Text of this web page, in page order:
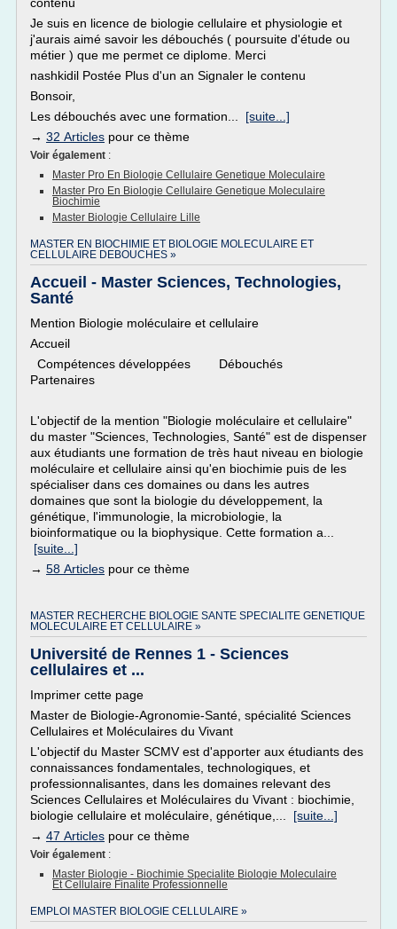
Je suis en licence de biologie cellulaire et physiologie et
j'aurais aimé savoir les débouchés ( poursuite d'étude ou
métier ) que me permet ce diplome. Merci
nashkidil Postée Plus d'un an Signaler le contenu
Bonsoir,
Les débouchés avec une formation... [suite...]
→ 32 Articles pour ce thème
Voir également :
Master Pro En Biologie Cellulaire Genetique Moleculaire
Master Pro En Biologie Cellulaire Genetique Moleculaire
Biochimie
Master Biologie Cellulaire Lille
MASTER EN BIOCHIMIE ET BIOLOGIE MOLECULAIRE ET
CELLULAIRE DEBOUCHES »
Accueil - Master Sciences, Technologies,
Santé
Mention Biologie moléculaire et cellulaire
Accueil
Compétences développées Débouchés
Partenaires
L'objectif de la mention "Biologie moléculaire et cellulaire"
du master "Sciences, Technologies, Santé" est de dispenser
aux étudiants une formation de très haut niveau en biologie
moléculaire et cellulaire ainsi qu'en biochimie puis de les
spécialiser dans ces domaines ou dans les autres
domaines que sont la biologie du développement, la
génétique, l'immunologie, la microbiologie, la
bioinformatique ou la biophysique. Cette formation a...
[suite...]
→ 58 Articles pour ce thème
MASTER RECHERCHE BIOLOGIE SANTE SPECIALITE GENETIQUE
MOLECULAIRE ET CELLULAIRE »
Université de Rennes 1 - Sciences
cellulaires et ...
Imprimer cette page
Master de Biologie-Agronomie-Santé, spécialité Sciences
Cellulaires et Moléculaires du Vivant
L'objectif du Master SCMV est d'apporter aux étudiants des
connaissances fondamentales, technologiques, et
professionnalisantes, dans les domaines relevant des
Sciences Cellulaires et Moléculaires du Vivant : biochimie,
biologie cellulaire et moléculaire, génétique,... [suite...]
→ 47 Articles pour ce thème
Voir également :
Master Biologie - Biochimie Specialite Biologie Moleculaire
Et Cellulaire Finalite Professionnelle
EMPLOI MASTER BIOLOGIE CELLULAIRE »